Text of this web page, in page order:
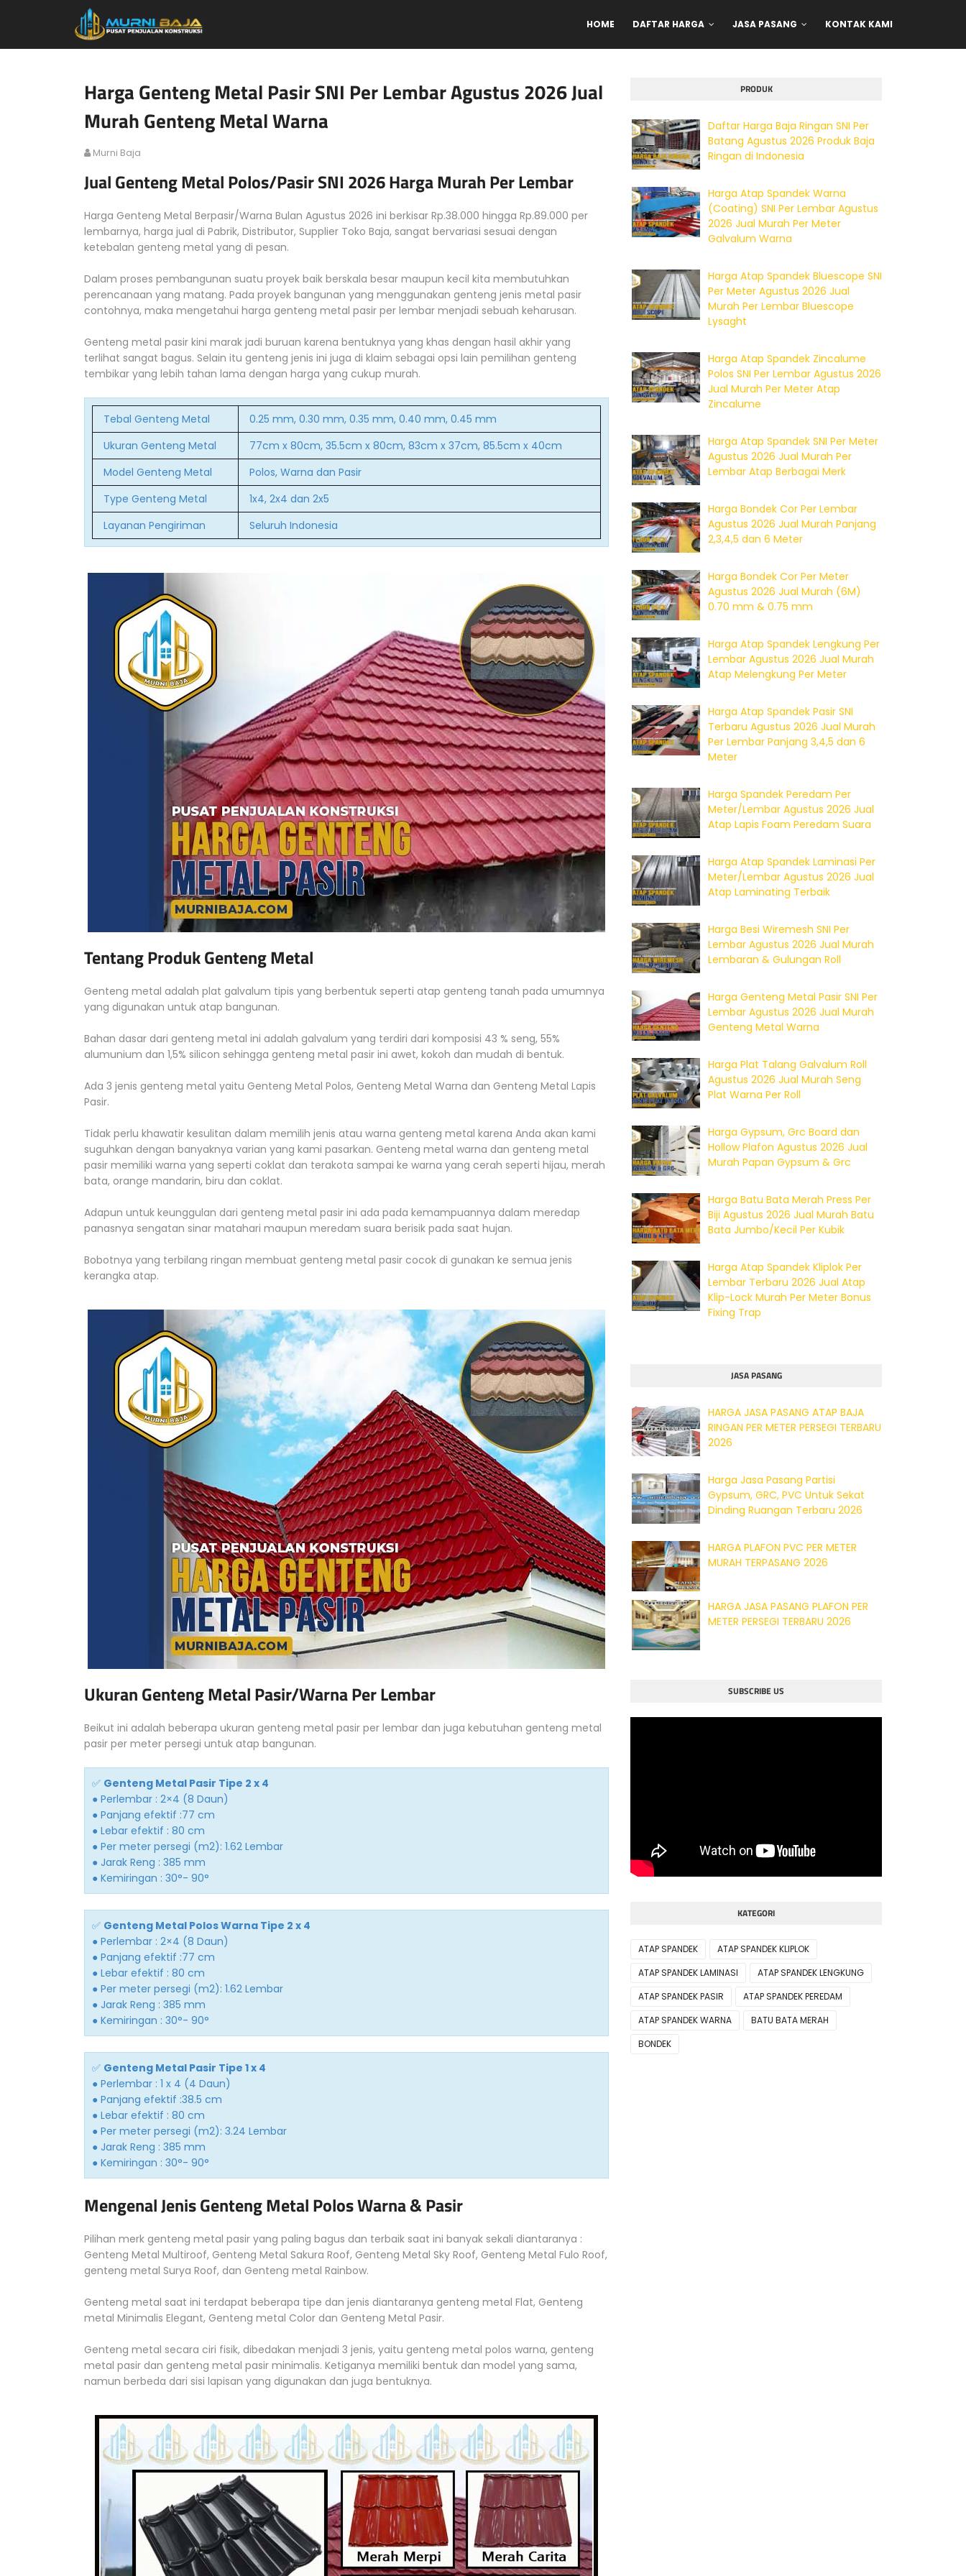
HOME DAFTAR HARGA JASA PASANG KONTAK KAMI
Harga Genteng Metal Pasir SNI Per Lembar Agustus 2026 Jual
Murah Genteng Metal Warna
Murni Baja
Jual Genteng Metal Polos/Pasir SNI 2026 Harga Murah Per Lembar
Harga Genteng Metal Berpasir/Warna Bulan Agustus 2026 ini berkisar Rp.38.000 hingga Rp.89.000 per
lembarnya, harga jual di Pabrik, Distributor, Supplier Toko Baja, sangat bervariasi sesuai dengan
ketebalan genteng metal yang di pesan.
Dalam proses pembangunan suatu proyek baik berskala besar maupun kecil kita membutuhkan
perencanaan yang matang. Pada proyek bangunan yang menggunakan genteng jenis metal pasir
contohnya, maka mengetahui harga genteng metal pasir per lembar menjadi sebuah keharusan.
Genteng metal pasir kini marak jadi buruan karena bentuknya yang khas dengan hasil akhir yang
terlihat sangat bagus. Selain itu genteng jenis ini juga di klaim sebagai opsi lain pemilihan genteng
tembikar yang lebih tahan lama dengan harga yang cukup murah.
Tebal Genteng Metal
0.25 mm, 0.30 mm, 0.35 mm, 0.40 mm, 0.45 mm
Ukuran Genteng Metal
77cm x 80cm, 35.5cm x 80cm, 83cm x 37cm, 85.5cm x 40cm
Model Genteng Metal
Polos, Warna dan Pasir
Type Genteng Metal
1x4, 2x4 dan 2x5
Layanan Pengiriman
Seluruh Indonesia
Tentang Produk Genteng Metal
Genteng metal adalah plat galvalum tipis yang berbentuk seperti atap genteng tanah pada umumnya
yang digunakan untuk atap bangunan.
Bahan dasar dari genteng metal ini adalah galvalum yang terdiri dari komposisi 43 % seng, 55%
alumunium dan 1,5% silicon sehingga genteng metal pasir ini awet, kokoh dan mudah di bentuk.
Ada 3 jenis genteng metal yaitu Genteng Metal Polos, Genteng Metal Warna dan Genteng Metal Lapis
Pasir.
Tidak perlu khawatir kesulitan dalam memilih jenis atau warna genteng metal karena Anda akan kami
suguhkan dengan banyaknya varian yang kami pasarkan. Genteng metal warna dan genteng metal
pasir memiliki warna yang seperti coklat dan terakota sampai ke warna yang cerah seperti hijau, merah
bata, orange mandarin, biru dan coklat.
Adapun untuk keunggulan dari genteng metal pasir ini ada pada kemampuannya dalam meredap
panasnya sengatan sinar matahari maupun meredam suara berisik pada saat hujan.
Bobotnya yang terbilang ringan membuat genteng metal pasir cocok di gunakan ke semua jenis
kerangka atap.
Ukuran Genteng Metal Pasir/Warna Per Lembar
Beikut ini adalah beberapa ukuran genteng metal pasir per lembar dan juga kebutuhan genteng metal
pasir per meter persegi untuk atap bangunan.
✅ Genteng Metal Pasir Tipe 2 x 4
● Perlembar : 2×4 (8 Daun)
● Panjang efektif :77 cm
● Lebar efektif : 80 cm
● Per meter persegi (m2): 1.62 Lembar
● Jarak Reng : 385 mm
● Kemiringan : 30°- 90°
✅ Genteng Metal Polos Warna Tipe 2 x 4
● Perlembar : 2×4 (8 Daun)
● Panjang efektif :77 cm
● Lebar efektif : 80 cm
● Per meter persegi (m2): 1.62 Lembar
● Jarak Reng : 385 mm
● Kemiringan : 30°- 90°
✅ Genteng Metal Pasir Tipe 1 x 4
● Perlembar : 1 x 4 (4 Daun)
● Panjang efektif :38.5 cm
● Lebar efektif : 80 cm
● Per meter persegi (m2): 3.24 Lembar
● Jarak Reng : 385 mm
● Kemiringan : 30°- 90°
Mengenal Jenis Genteng Metal Polos Warna & Pasir
Pilihan merk genteng metal pasir yang paling bagus dan terbaik saat ini banyak sekali diantaranya :
Genteng Metal Multiroof, Genteng Metal Sakura Roof, Genteng Metal Sky Roof, Genteng Metal Fulo Roof,
genteng metal Surya Roof, dan Genteng metal Rainbow.
Genteng metal saat ini terdapat beberapa tipe dan jenis diantaranya genteng metal Flat, Genteng
metal Minimalis Elegant, Genteng metal Color dan Genteng Metal Pasir.
Genteng metal secara ciri fisik, dibedakan menjadi 3 jenis, yaitu genteng metal polos warna, genteng
metal pasir dan genteng metal pasir minimalis. Ketiganya memiliki bentuk dan model yang sama,
namun berbeda dari sisi lapisan yang digunakan dan juga bentuknya.
PRODUK
Daftar Harga Baja Ringan SNI Per
Batang Agustus 2026 Produk Baja
Ringan di Indonesia
Harga Atap Spandek Warna
(Coating) SNI Per Lembar Agustus
2026 Jual Murah Per Meter
Galvalum Warna
Harga Atap Spandek Bluescope SNI
Per Meter Agustus 2026 Jual
Murah Per Lembar Bluescope
Lysaght
Harga Atap Spandek Zincalume
Polos SNI Per Lembar Agustus 2026
Jual Murah Per Meter Atap
Zincalume
Harga Atap Spandek SNI Per Meter
Agustus 2026 Jual Murah Per
Lembar Atap Berbagai Merk
Harga Bondek Cor Per Lembar
Agustus 2026 Jual Murah Panjang
2,3,4,5 dan 6 Meter
Harga Bondek Cor Per Meter
Agustus 2026 Jual Murah (6M)
0.70 mm & 0.75 mm
Harga Atap Spandek Lengkung Per
Lembar Agustus 2026 Jual Murah
Atap Melengkung Per Meter
Harga Atap Spandek Pasir SNI
Terbaru Agustus 2026 Jual Murah
Per Lembar Panjang 3,4,5 dan 6
Meter
Harga Spandek Peredam Per
Meter/Lembar Agustus 2026 Jual
Atap Lapis Foam Peredam Suara
Harga Atap Spandek Laminasi Per
Meter/Lembar Agustus 2026 Jual
Atap Laminating Terbaik
Harga Besi Wiremesh SNI Per
Lembar Agustus 2026 Jual Murah
Lembaran & Gulungan Roll
Harga Genteng Metal Pasir SNI Per
Lembar Agustus 2026 Jual Murah
Genteng Metal Warna
Harga Plat Talang Galvalum Roll
Agustus 2026 Jual Murah Seng
Plat Warna Per Roll
Harga Gypsum, Grc Board dan
Hollow Plafon Agustus 2026 Jual
Murah Papan Gypsum & Grc
Harga Batu Bata Merah Press Per
Biji Agustus 2026 Jual Murah Batu
Bata Jumbo/Kecil Per Kubik
Harga Atap Spandek Kliplok Per
Lembar Terbaru 2026 Jual Atap
Klip-Lock Murah Per Meter Bonus
Fixing Trap
JASA PASANG
HARGA JASA PASANG ATAP BAJA
RINGAN PER METER PERSEGI TERBARU
2026
Harga Jasa Pasang Partisi
Gypsum, GRC, PVC Untuk Sekat
Dinding Ruangan Terbaru 2026
HARGA PLAFON PVC PER METER
MURAH TERPASANG 2026
HARGA JASA PASANG PLAFON PER
METER PERSEGI TERBARU 2026
SUBSCRIBE US
KATEGORI
ATAP SPANDEK
ATAP SPANDEK KLIPLOK
ATAP SPANDEK LAMINASI
ATAP SPANDEK LENGKUNG
ATAP SPANDEK PASIR
ATAP SPANDEK PEREDAM
ATAP SPANDEK WARNA
BATU BATA MERAH
BONDEK